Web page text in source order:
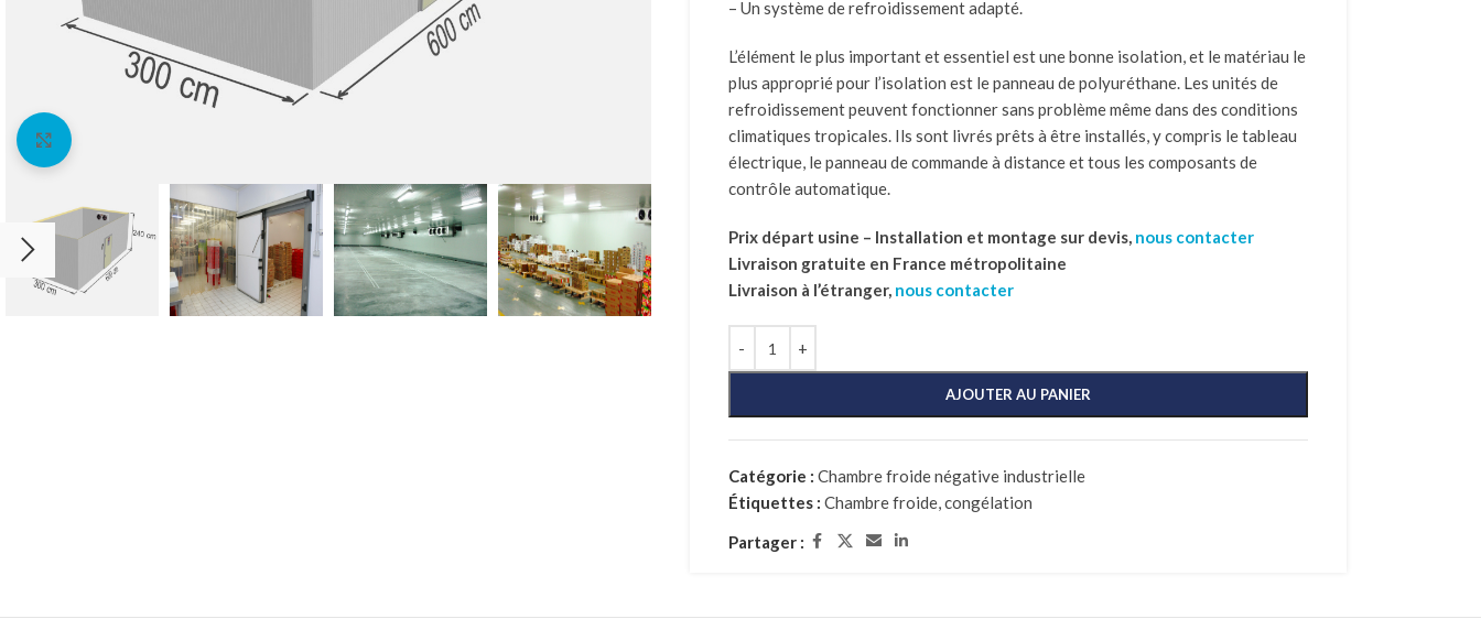
– Un système de refroidissement adapté.
L’élément le plus important et essentiel est une bonne isolation, et le matériau le
plus approprié pour l’isolation est le panneau de polyuréthane. Les unités de
refroidissement peuvent fonctionner sans problème même dans des conditions
climatiques tropicales. Ils sont livrés prêts à être installés, y compris le tableau
électrique, le panneau de commande à distance et tous les composants de
contrôle automatique.
Prix départ usine – Installation et montage sur devis, nous contacter
Livraison gratuite en France métropolitaine
Livraison à l’étranger, nous contacter
AJOUTER AU PANIER
Catégorie : Chambre froide négative industrielle
Étiquettes : Chambre froide,congélation
Partager :